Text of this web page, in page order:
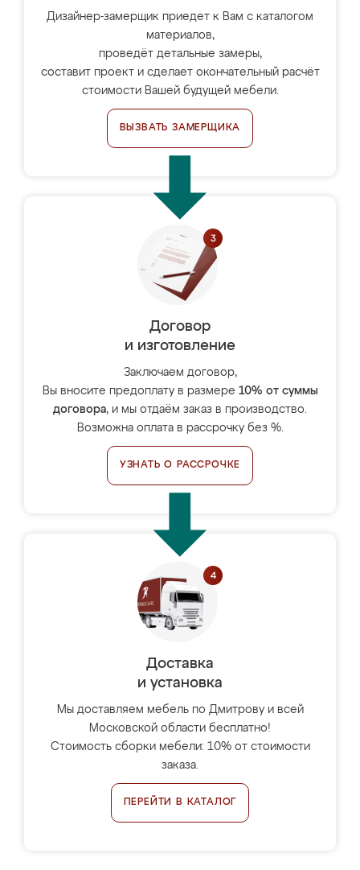
Дизайнер-замерщик приедет к Вам с каталогом
материалов,
проведёт детальные замеры,
составит проект и сделает окончательный расчёт
стоимости Вашей будущей мебели.
ВЫЗВАТЬ ЗАМЕРЩИКА
Договор
и изготовление
Заключаем договор,
Вы вносите предоплату в размере 10% от суммы
договора, и мы отдаём заказ в производство.
Возможна оплата в рассрочку без %.
УЗНАТЬ О РАССРОЧКЕ
Доставка
и установка
Мы доставляем мебель по Дмитрову и всей
Московской области бесплатно!
Стоимость сборки мебели: 10% от стоимости
заказа.
ПЕРЕЙТИ В КАТАЛОГ